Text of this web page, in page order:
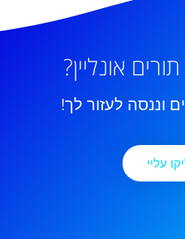
אונליין?
וננסה לעזור לך!
עליי